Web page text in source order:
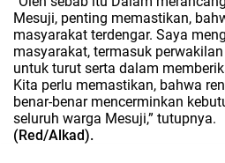
Mesuji, penting memastikan,
masyarakat terdengar. Saya
masyarakat, termasuk
untuk turut serta dalam
Kita perlu memastikan, bahwa
benar-benar mencerminkan
seluruh warga Mesuji,” tutupnya.
(Red/Alkad).